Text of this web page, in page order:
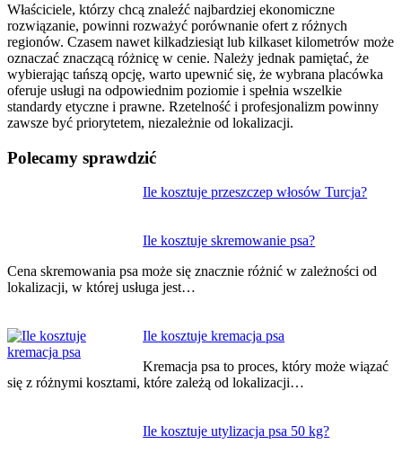
Właściciele, którzy chcą znaleźć najbardziej ekonomiczne
rozwiązanie, powinni rozważyć porównanie ofert z różnych
regionów. Czasem nawet kilkadziesiąt lub kilkaset kilometrów może
oznaczać znaczącą różnicę w cenie. Należy jednak pamiętać, że
wybierając tańszą opcję, warto upewnić się, że wybrana placówka
oferuje usługi na odpowiednim poziomie i spełnia wszelkie
standardy etyczne i prawne. Rzetelność i profesjonalizm powinny
zawsze być priorytetem, niezależnie od lokalizacji.
Polecamy sprawdzić
Ile kosztuje przeszczep włosów Turcja?
Ile kosztuje skremowanie psa?
Cena skremowania psa może się znacznie różnić w zależności od
lokalizacji, w której usługa jest…
Ile kosztuje kremacja psa
Kremacja psa to proces, który może wiązać
się z różnymi kosztami, które zależą od lokalizacji…
Ile kosztuje utylizacja psa 50 kg?